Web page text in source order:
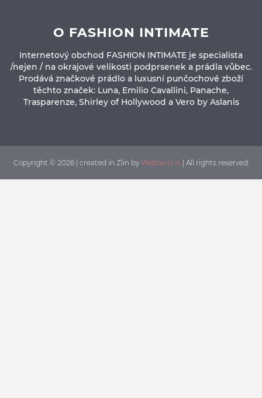
O FASHION INTIMATE
Internetový obchod FASHION INTIMATE je specialista
/nejen / na okrajové velikosti podprsenek a prádla vůbec.
Prodává značkové prádlo a luxusní punčochové zboží
těchto značek: Luna, Emilio Cavallini, Panache,
Trasparenze, Shirley of Hollywood a Vero by Aslanis
Copyright © 2026 | created in Zlin by Weboo s.r.o. | All rights reserved.